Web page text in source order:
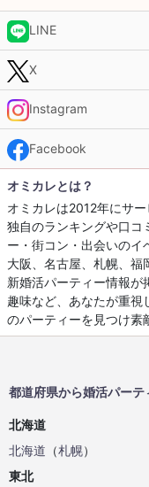
LINE
X
Instagram
Facebook
オミカレとは？
オミカレは2012年にサ
独自のランキングや口コ
ー・街コン・出会いのイ
大阪、名古屋、札幌、福
新婚活パーティー情報が
趣味など、あなたが重視
のパーティーを見つけ素
都道府県から婚活パーテ
北海道
北海道 （札幌）
東北